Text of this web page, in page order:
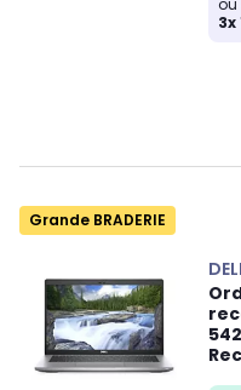
3x
Grande BRADERIE